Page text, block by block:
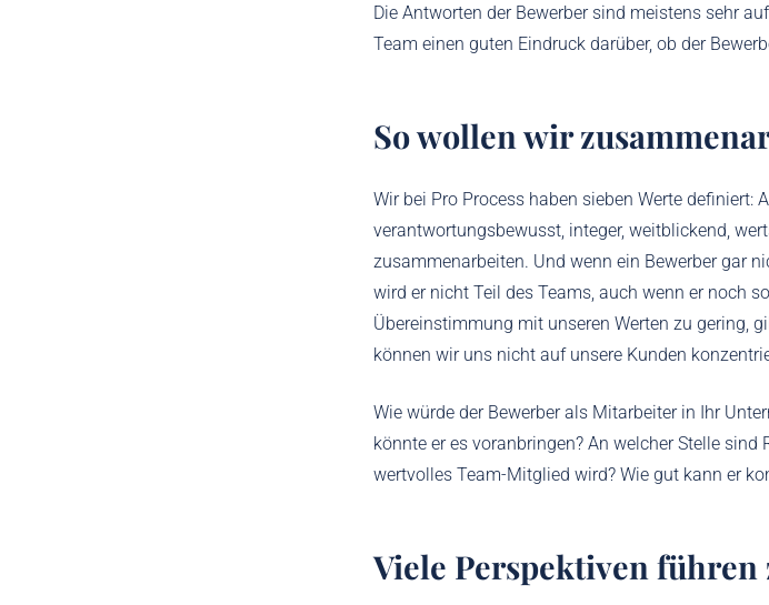
Die Antworten der Bewerber sind meistens sehr
Team einen guten Eindruck darüber, ob der
So wollen wir
Wir bei Pro Process haben sieben Werte definiert:
verantwortungsbewusst, integer, weitblickend,
zusammenarbeiten. Und wenn ein Bewerber gar
wird er nicht Teil des Teams, auch wenn er noch
Übereinstimmung mit unseren Werten zu gering,
können wir uns nicht auf unsere Kunden
Wie würde der Bewerber als Mitarbeiter in Ihr
könnte er es voranbringen? An welcher Stelle
wertvolles Team-Mitglied wird? Wie gut kann er
Viele Perspektiven führen